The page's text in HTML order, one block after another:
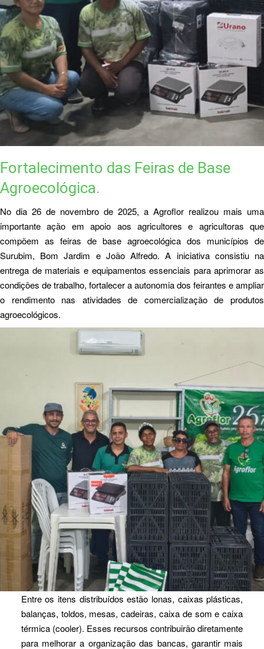
Fortalecimento das Feiras de Base
Agroecológica.
No dia 26 de novembro de 2025, a Agroflor realizou mais uma
importante ação em apoio aos agricultores e agricultoras que
compõem as feiras de base agroecológica dos municípios de
Surubim, Bom Jardim e João Alfredo. A iniciativa consistiu na
entrega de materiais e equipamentos essenciais para aprimorar as
condições de trabalho, fortalecer a autonomia dos feirantes e ampliar
o rendimento nas atividades de comercialização de produtos
agroecológicos.
Entre os itens distribuídos estão lonas, caixas plásticas,
balanças, toldos, mesas, cadeiras, caixa de som e caixa
térmica (cooler). Esses recursos contribuirão diretamente
para melhorar a organização das bancas, garantir mais